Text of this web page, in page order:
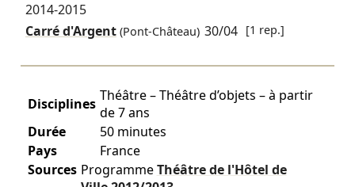
2014-2015
Carré d'Argent(Pont-Château) 30/04 [1 rep.]
Disciplines Théâtre – Théâtre d’objets – à partir
de 7 ans
Durée
50 minutes
Pays
France
Sources ProgrammeThéâtre de l'Hôtel de